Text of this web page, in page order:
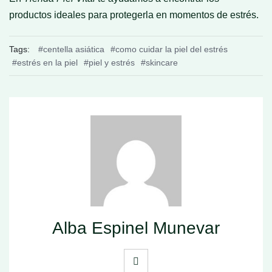
productos ideales para protegerla en momentos de estrés.
Tags: #centella asiática
#como cuidar la piel del estrés
#estrés en la piel
#piel y estrés #skincare
Alba Espinel Munevar